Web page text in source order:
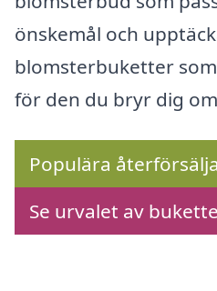
önskemål och
blomsterbuketter
för den du bryr dig
Populära
Se urvalet av